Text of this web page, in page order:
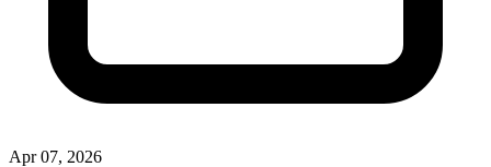
Apr 07, 2026